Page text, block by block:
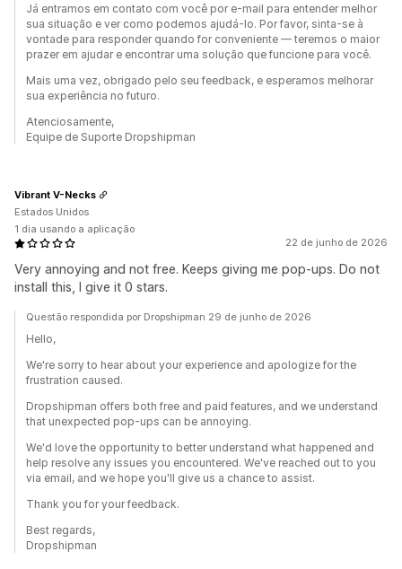
Já entramos em contato com você por e-mail para entender melhor
sua situação e ver como podemos ajudá-lo. Por favor, sinta-se à
vontade para responder quando for conveniente — teremos o maior
prazer em ajudar e encontrar uma solução que funcione para você.
Mais uma vez, obrigado pelo seu feedback, e esperamos melhorar
sua experiência no futuro.
Atenciosamente,
Equipe de Suporte Dropshipman
22 de junho de 2026
Very annoying and not free. Keeps giving me pop-ups. Do not
install this, I give it 0 stars.
Vibrant V-Necks
Estados Unidos
1 dia usando a aplicação
Questão respondida por Dropshipman 29 de junho de 2026
Hello,
We're sorry to hear about your experience and apologize for the
frustration caused.
Dropshipman offers both free and paid features, and we understand
that unexpected pop-ups can be annoying.
We'd love the opportunity to better understand what happened and
help resolve any issues you encountered. We've reached out to you
via email, and we hope you'll give us a chance to assist.
Thank you for your feedback.
Best regards,
Dropshipman